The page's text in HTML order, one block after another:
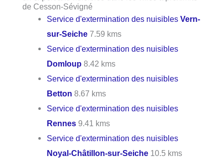
de Cesson-Sévigné
Service d'extermination des nuisiblesVern-
sur-Seiche 7.59 kms
Service d'extermination des nuisibles
Domloup 8.42 kms
Service d'extermination des nuisibles
Betton 8.67 kms
Service d'extermination des nuisibles
Rennes 9.41 kms
Service d'extermination des nuisibles
Noyal-Châtillon-sur-Seiche 10.5 kms